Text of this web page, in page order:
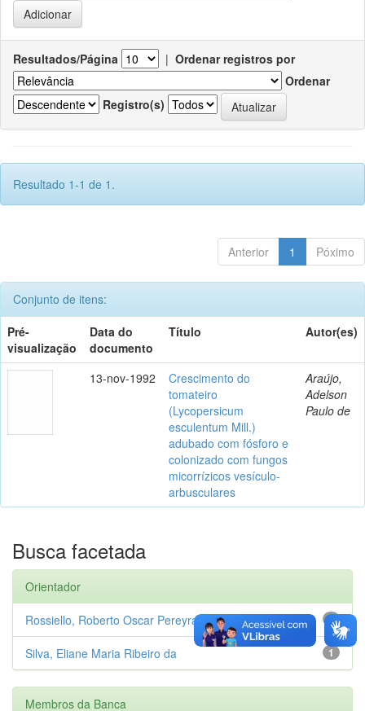
Resultados/Página | Ordenar registros por
Ordenar
Registro(s)
Resultado 1-1 de 1.
Anterior 1 Póximo
Conjunto de itens:
Pré-
visualização
Data do
documento
Título Autor(es)
13-nov-1992
Crescimento do
tomateiro
(Lycopersicum
esculentum Mill.)
adubado com fósforo e
colonizado com fungos
micorrízicos vesículo-
arbusculares
Araújo,
Adelson
Paulo de
Busca facetada
Orientador
1
Rossiello, Roberto Oscar Pereyra
1
Silva, Eliane Maria Ribeiro da
Membros da Banca